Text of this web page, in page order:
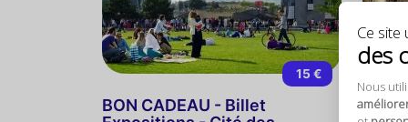
Ce site
des
Nous
15 €
BON CADEAU - Billet
BON